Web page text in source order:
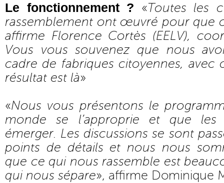
Le fonctionnement ? «Toutes les
rassemblement ont œuvré pour que
affirme Florence Cortès (EELV),
Vous vous souvenez que nous
cadre de fabriques citoyennes, avec
résultat est là»
«Nous vous présentons le
monde se l’approprie et que les
émerger. Les discussions se sont
points de détails et nous nous
que ce qui nous rassemble est
qui nous sépare», affirme Dominique